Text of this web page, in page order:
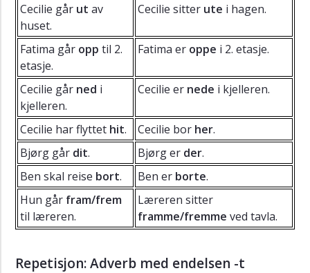
Cecilie går ut av
huset.
Cecilie sitter ute i hagen.
Fatima går opp til 2.
etasje.
Fatima er oppe i 2. etasje.
Cecilie går ned i
kjelleren.
Cecilie er nede i kjelleren.
Cecilie har flyttet hit. Cecilie bor her.
Bjørg går dit. Bjørg er der.
Ben skal reise bort. Ben er borte.
Hun går fram/frem
til læreren.
Læreren sitter
framme/fremme ved tavla.
Repetisjon: Adverb med endelsen -t